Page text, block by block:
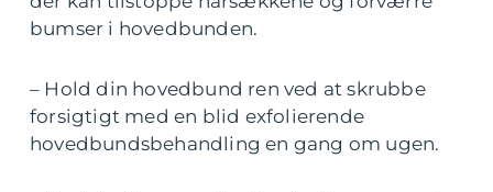
bumser i hovedbunden.
– Hold din hovedbund ren ved at skrubbe
forsigtigt med en blid exfolierende
hovedbundsbehandling en gang om ugen.